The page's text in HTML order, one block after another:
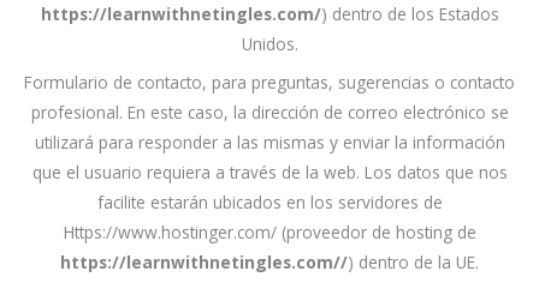
https://learnwithnetingles.com/) dentro de los Estados
Unidos.
Formulario de contacto, para preguntas, sugerencias o contacto
profesional. En este caso, la dirección de correo electrónico se
utilizará para responder a las mismas y enviar la información
que el usuario requiera a través de la web. Los datos que nos
facilite estarán ubicados en los servidores de
Https://www.hostinger.com/ (proveedor de hosting de
https://learnwithnetingles.com//) dentro de la UE.